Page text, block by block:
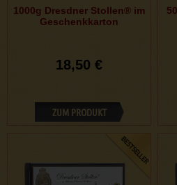
1000g Dresdner Stollen® im
Geschenkkarton
18,50 €
ZUM PRODUKT